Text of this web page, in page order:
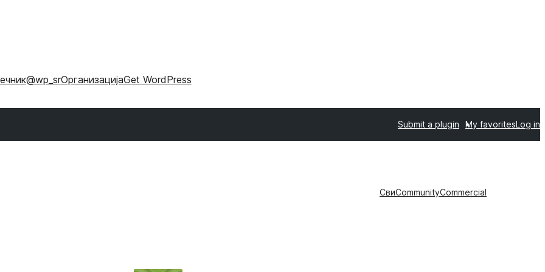
@wp_srОрганизацијаGet WordPress
Submit a plugin My favoritesLog in
СвиCommunityCommercial